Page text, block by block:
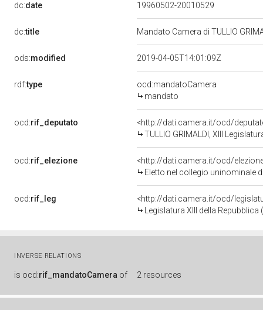
dc:date 19960502-20010529
dc:title Mandato Camera di TULLIO
ods:modified 2019-04-05T14:01:09Z
rdf:type
ocd:mandatoCamera
mandato
ocd:rif_deputato
<http://dati.camera.it/ocd/
TULLIO GRIMALDI, XIII
ocd:rif_elezione
<http://dati.camera.it/ocd/
Eletto nel collegio uninominale
ocd:rif_leg
<http://dati.camera.it/ocd/
Legislatura XIII della
INVERSE RELATIONS
is ocd:rif_mandatoCamera of 2 resources